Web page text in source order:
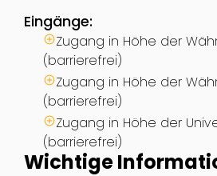
Eingänge:
Zugang in Höhe der
(barrierefrei)
Zugang in Höhe der
(barrierefrei)
Zugang in Höhe der
(barrierefrei)
Wichtige